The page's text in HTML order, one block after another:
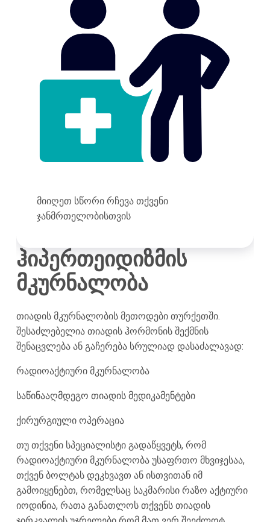
მიიღეთ სწორი რჩევა თქვენი
ჯანმრთელობისთვის
ჰიპერთეიდიზმის
მკურნალობა
თიადის მკურნალობის მეთოდები თურქეთში.
შესაძლებელია თიადის ჰორმონის შექმნის
შენაცვლება ან გაჩერება სრულიად დასაძალავად:
რადიოაქტიური მკურნალობა
საწინააღმდეგო თიადის მედიკამენტები
ქირურგიული ოპერაცია
თუ თქვენი სპეციალისტი გადაწყვეტს, რომ
რადიოაქტიური მკურნალობა უსაფრთო მხვიჯესაა,
თქვენ ბოლტას დეკხვავთ ან ისთვითან იმ
გამოიყენებთ, რომელსაც საკმარისი რაზო აქტიური
იოდინია, რათა განათლოს თქვენს თიადის